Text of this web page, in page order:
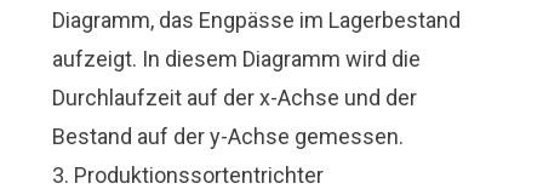
Diagramm, das Engpässe im Lagerbestand
aufzeigt. In diesem Diagramm wird die
Durchlaufzeit auf der x-Achse und der
Bestand auf der y-Achse gemessen.
3. Produktionssortentrichter